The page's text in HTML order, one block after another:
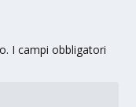
I campi obbligatori